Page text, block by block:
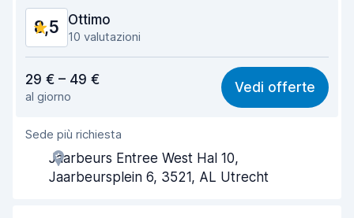
8,5 Ottimo
10 valutazioni
8,7
Facile da trovare 7,6
Gentilezza degli agenti
Rapidità del ritiro
29 € – 49 €
al giorno
Vedi offerte
Sede più richiesta
Jaarbeurs Entree West Hal 10,
Jaarbeursplein 6, 3521, AL Utrecht